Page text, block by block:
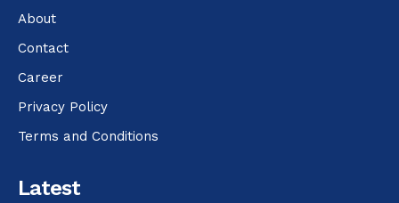
About
Contact
Career
Privacy Policy
Terms and Conditions
Latest